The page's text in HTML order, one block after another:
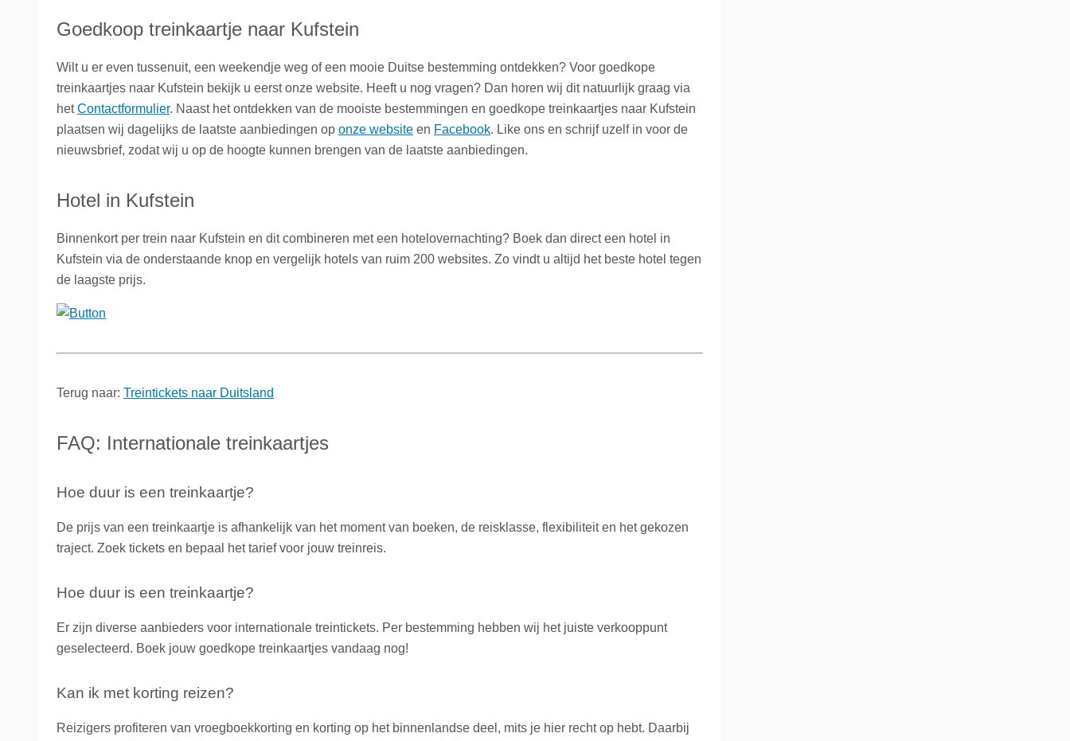
Goedkoop treinkaartje naar Kufstein
Wilt u er even tussenuit, een weekendje weg of een mooie Duitse bestemming ontdekken? Voor goedkope
treinkaartjes naar Kufstein bekijk u eerst onze website. Heeft u nog vragen? Dan horen wij dit natuurlijk graag via
hetContactformulier. Naast het ontdekken van de mooiste bestemmingen en goedkope treinkaartjes naar Kufstein
plaatsen wij dagelijks de laatste aanbiedingen op onze website en Facebook. Like ons en schrijf uzelf in voor de
nieuwsbrief, zodat wij u op de hoogte kunnen brengen van de laatste aanbiedingen.
Hotel in Kufstein
Binnenkort per trein naar Kufstein en dit combineren met een hotelovernachting? Boek dan direct een hotel in
Kufstein via de onderstaande knop en vergelijk hotels van ruim 200 websites. Zo vindt u altijd het beste hotel tegen
de laagste prijs.
Terug naar: Treintickets naar Duitsland
FAQ: Internationale treinkaartjes
Hoe duur is een treinkaartje?
De prijs van een treinkaartje is afhankelijk van het moment van boeken, de reisklasse, flexibiliteit en het gekozen
traject. Zoek tickets en bepaal het tarief voor jouw treinreis.
Hoe duur is een treinkaartje?
Er zijn diverse aanbieders voor internationale treintickets. Per bestemming hebben wij het juiste verkooppunt
geselecteerd. Boek jouw goedkope treinkaartjes vandaag nog!
Kan ik met korting reizen?
Reizigers profiteren van vroegboekkorting en korting op het binnenlandse deel, mits je hier recht op hebt. Daarbij